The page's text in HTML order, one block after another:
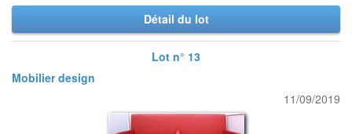
Détail du lot
Lot n° 13
Mobilier design
11/09/2019